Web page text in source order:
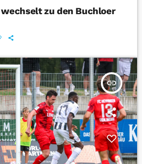
wechselt zu den Buchloer
insert_link